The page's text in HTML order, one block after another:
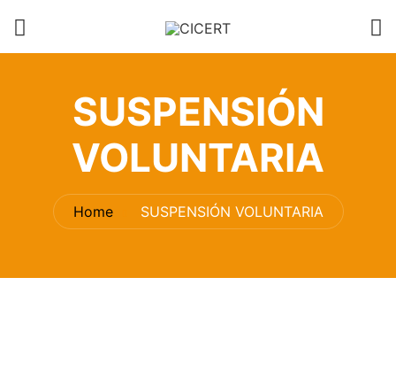
SUSPENSIÓN
VOLUNTARIA
Home SUSPENSIÓN VOLUNTARIA